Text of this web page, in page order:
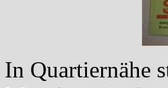
In Quartiernähe